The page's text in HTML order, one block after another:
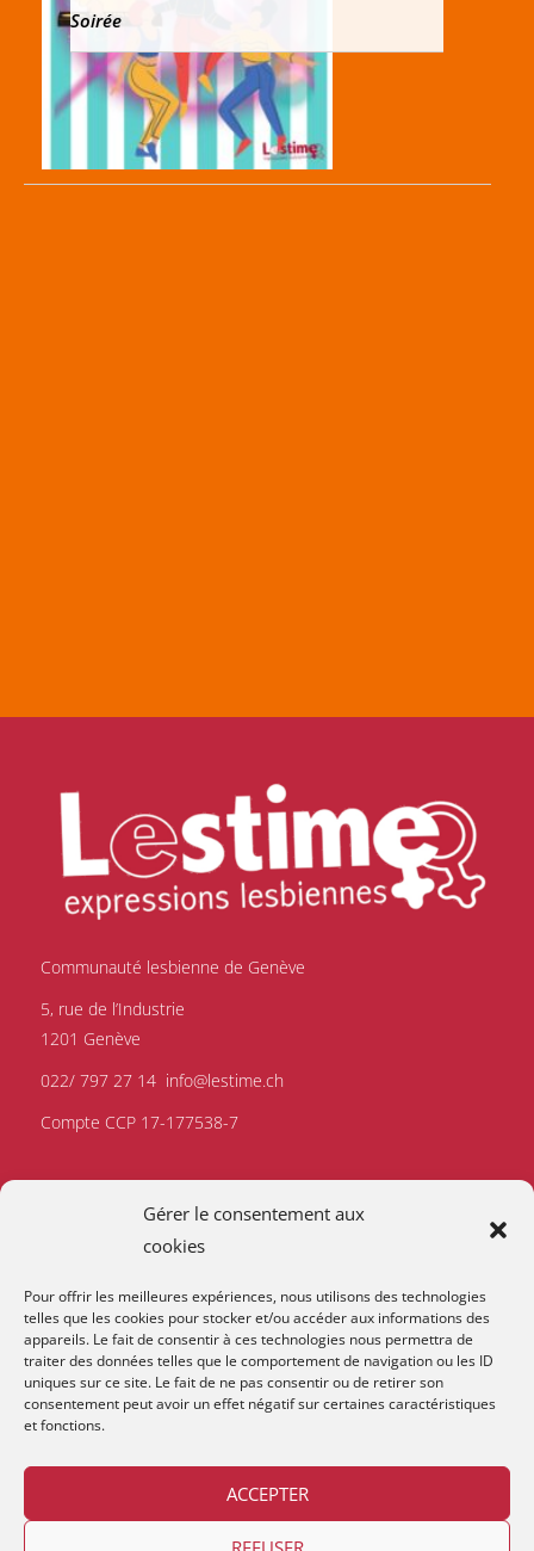
Gérer le consentement aux
cookies
Pour offrir les meilleures expériences, nous utilisons des technologies
telles que les cookies pour stocker et/ou accéder aux informations des
appareils. Le fait de consentir à ces technologies nous permettra de
traiter des données telles que le comportement de navigation ou les ID
uniques sur ce site. Le fait de ne pas consentir ou de retirer son
consentement peut avoir un effet négatif sur certaines caractéristiques
et fonctions.
ACCEPTER
Soirée
Communauté lesbienne de Genève
5, rue de l’Industrie
1201 Genève
022/ 797 27 14 info@lestime.ch
Compte CCP 17-177538-7